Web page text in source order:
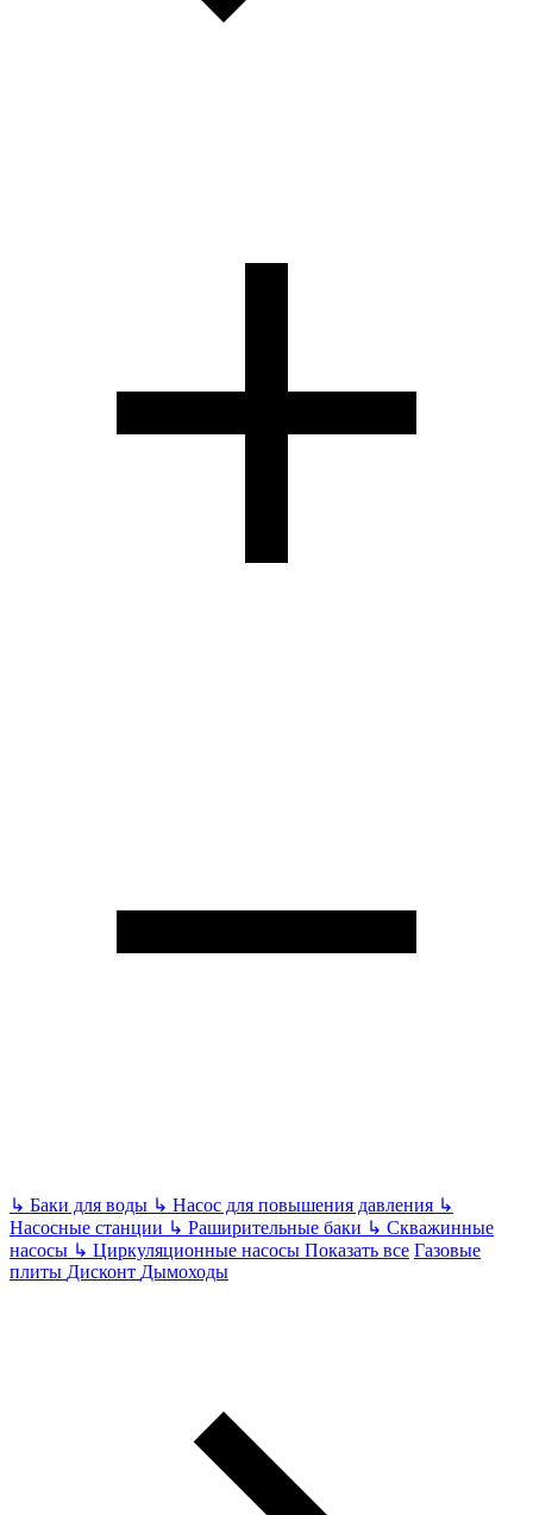
↳ Баки для воды ↳ Насос для повышения давления ↳
Насосные станции ↳ Раширительные баки ↳ Скважинные
насосы ↳ Циркуляционные насосы Показать все Газовые
плиты Дисконт Дымоходы